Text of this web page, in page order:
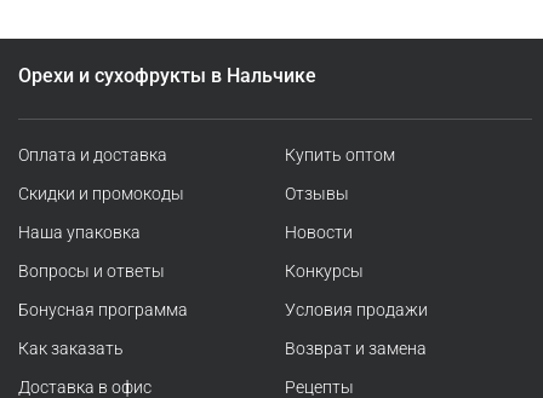
Орехи и сухофрукты в Нальчике
Оплата и доставка
Скидки и промокоды
Наша упаковка
Вопросы и ответы
Бонусная программа
Как заказать
Доставка в офис
Купить оптом
Отзывы
Новости
Конкурсы
Условия продажи
Возврат и замена
Рецепты